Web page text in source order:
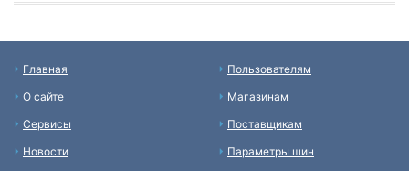
Главная
О сайте
Сервисы
Новости
Пользователям
Магазинам
Поставщикам
Параметры шин